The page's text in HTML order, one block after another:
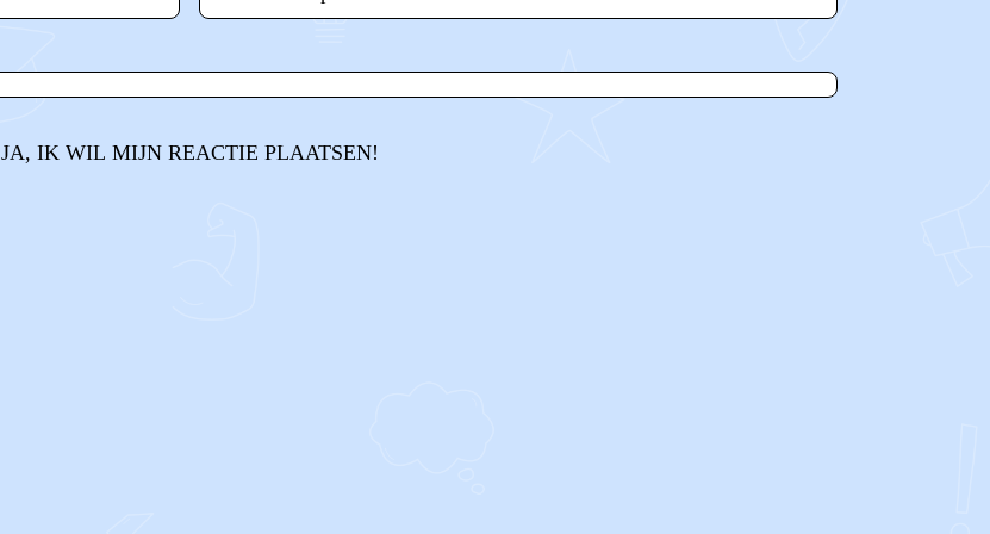
JA, IK WIL MIJN REACTIE PLAATSEN!